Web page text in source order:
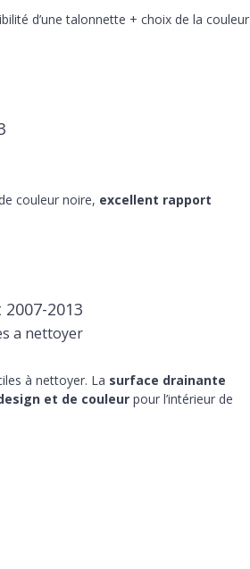
d’une talonnette + choix de la couleur
couleur noire, excellent rapport
2013
a nettoyer
à nettoyer. La surface drainante
et de couleurpour l’intérieur de